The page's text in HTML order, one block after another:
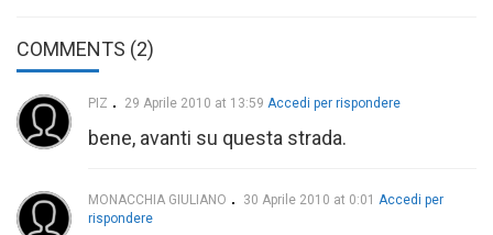
COMMENTS (2)
PIZ 29 Aprile 2010 at 13:59 Accedi per rispondere
bene, avanti su questa strada.
MONACCHIA GIULIANO 30 Aprile 2010 at 0:01 Accedi per
rispondere